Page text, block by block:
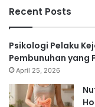
Recent Posts
Psikologi Pelaku
Pembunuhan yang
April 25, 2026